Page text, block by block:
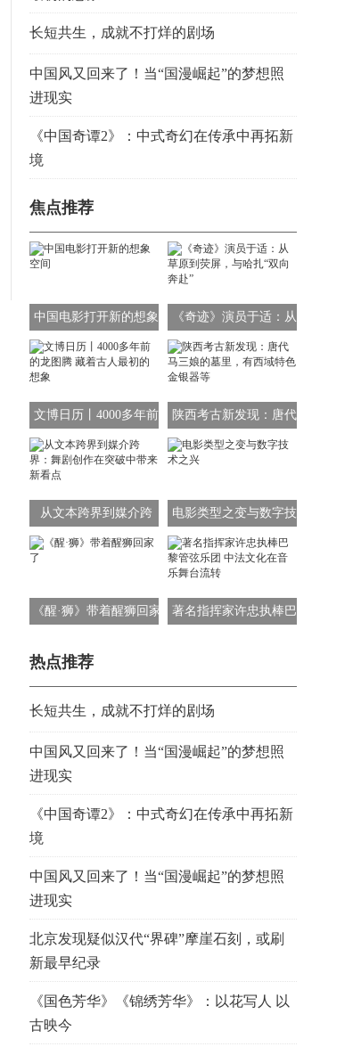
长短共生，成就不打烊的剧场
中国风又回来了！当“国漫崛起”的梦想照
进现实
《中国奇谭2》：中式奇幻在传承中再拓新
境
焦点推荐
中国电影打开新的想象
空间
《奇迹》演员于适：从
草原到荧屏，与哈扎“双
向奔赴”
文博日历丨4000多年前
的龙图腾 藏着古人最初
的想象
陕西考古新发现：唐代
马三娘的墓里，有西域
特色金银器等
从文本跨界到媒介跨
界：舞剧创作在突破中
电影类型之变与数字技
术之兴
《醒·狮》带着醒狮回家
著名指挥家许忠执棒巴
热点推荐
长短共生，成就不打烊的剧场
中国风又回来了！当“国漫崛起”的梦想照
进现实
《中国奇谭2》：中式奇幻在传承中再拓新
境
中国风又回来了！当“国漫崛起”的梦想照
进现实
北京发现疑似汉代“界碑”摩崖石刻，或刷
新最早纪录
《国色芳华》《锦绣芳华》：以花写人 以
古映今